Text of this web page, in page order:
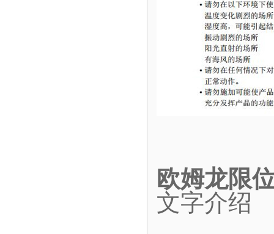
欧姆龙限
文字介绍